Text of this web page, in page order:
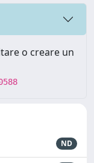
o creare un
ND